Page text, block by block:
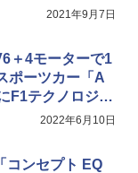
2021年9月7日
＋4モーターで1
ポーツカー「A
F1テクノロジー
2022年6月10日
コンセプト EQ